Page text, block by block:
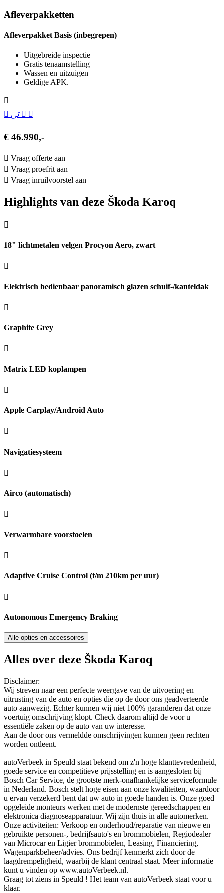
Afleverpakketten
Afleverpakket Basis (inbegrepen)
Uitgebreide inspectie
Gratis tenaamstelling
Wassen en uitzuigen
Geldige APK.
€ 46.990,-
Vraag offerte aan
Vraag proefrit aan
Vraag inruilvoorstel aan
Highlights van deze Škoda Karoq
18" lichtmetalen velgen Procyon Aero, zwart
Elektrisch bedienbaar panoramisch glazen schuif-/kanteldak
Graphite Grey
Matrix LED koplampen
Apple Carplay/Android Auto
Navigatiesysteem
Airco (automatisch)
Verwarmbare voorstoelen
Adaptive Cruise Control (t/m 210km per uur)
Autonomous Emergency Braking
Alle opties en accessoires
Alles over deze Škoda Karoq
Disclaimer:
Wij streven naar een perfecte weergave van de uitvoering en
uitrusting van de auto en opties die op de door ons geadverteerde
auto aanwezig. Echter kunnen wij niet 100% garanderen dat onze
voertuig omschrijving klopt. Check daarom altijd de voor u
essentiële zaken op de auto van uw interesse.
Aan de door ons vermeldde omschrijvingen kunnen geen rechten
worden ontleent.
autoVerbeek in Speuld staat bekend om z'n hoge klanttevredenheid,
goede service en competitieve prijsstelling en is aangesloten bij
Bosch Car Service, de grootste merk-onafhankelijke serviceformule
in Nederland. Bosch stelt hoge eisen aan onze kwaliteiten, waardoor
u ervan verzekerd bent dat uw auto in goede handen is. Onze goed
opgeleide monteurs werken met de modernste gereedschappen en
elektronica diagnoseapparatuur. Wij zijn thuis in alle automerken.
Onze activiteiten: Verkoop en onderhoud/reparatie van nieuwe en
gebruikte personen-, bedrijfsauto's en brommobielen, Regiodealer
van Microcar en Ligier brommobielen, Leasing, Financiering,
Wagenparkbeheer/advies. Ons bedrijf kenmerkt zich door de
laagdrempeligheid, waarbij de klant centraal staat. Meer informatie
kunt u vinden op www.autoVerbeek.nl.
Graag tot ziens in Speuld ! Het team van autoVerbeek staat voor u
klaar.